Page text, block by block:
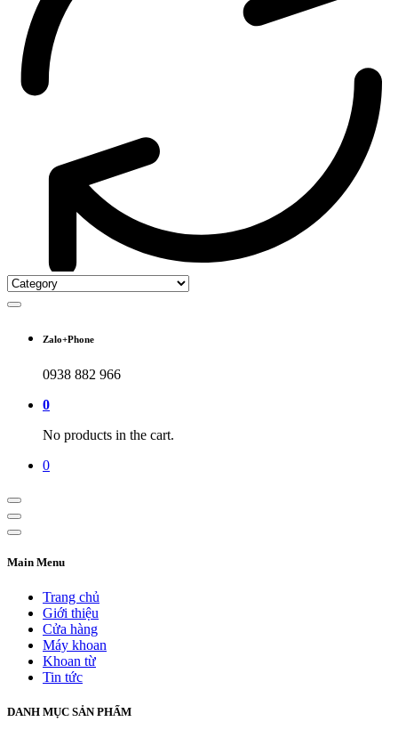
Zalo+Phone
0938 882 966
0
No products in the cart.
0
Main Menu
Trang chủ
Giới thiệu
Cửa hàng
Máy khoan
Khoan từ
Tin tức
DANH MỤC SẢN PHẨM